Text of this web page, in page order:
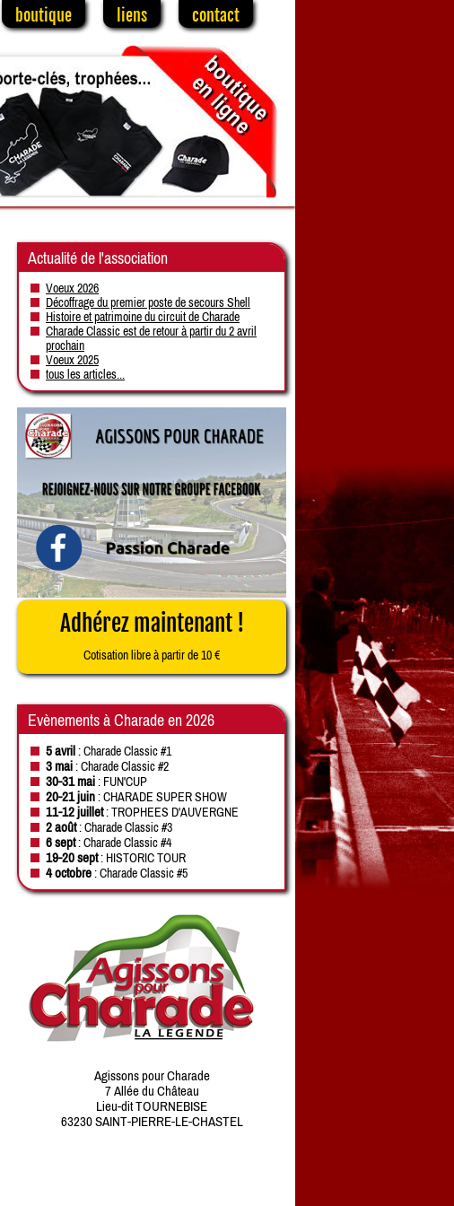
boutique liens contact
Actualité de l'association
Voeux 2026
Décoffrage du premier poste de secours Shell
Histoire et patrimoine du circuit de Charade
Charade Classic est de retour à partir du 2 avril
prochain
Voeux 2025
tous les articles...
Adhérez maintenant !
Cotisation libre à partir de 10 €
Evènements à Charade en 2026
5 avril: Charade Classic #1
3 mai: Charade Classic #2
30-31 mai: FUN'CUP
20-21 juin: CHARADE SUPER SHOW
11-12 juillet: TROPHEES D'AUVERGNE
2 août: Charade Classic #3
6 sept: Charade Classic #4
19-20 sept: HISTORIC TOUR
4 octobre: Charade Classic #5
Agissons pour Charade
7 Allée du Château
Lieu-dit TOURNEBISE
63230 SAINT-PIERRE-LE-CHASTEL